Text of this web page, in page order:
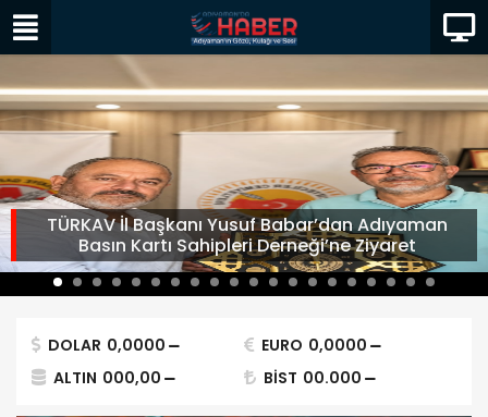
TÜRKAV İl Başkanı Yusuf Babar’dan Adıyaman
Basın Kartı Sahipleri Derneği’ne Ziyaret
DOLAR 0,0000 EURO 0,0000
ALTIN 000,00 BİST 00.000